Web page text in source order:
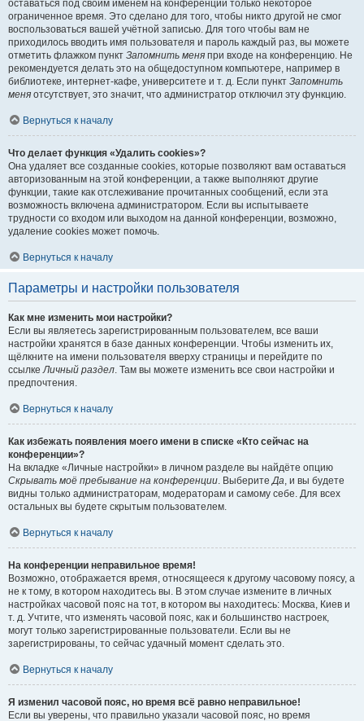
оставаться под своим именем на конференции только некоторое
ограниченное время. Это сделано для того, чтобы никто другой не смог
воспользоваться вашей учётной записью. Для того чтобы вам не
приходилось вводить имя пользователя и пароль каждый раз, вы можете
отметить флажком пункт Запомнить меня при входе на конференцию. Не
рекомендуется делать это на общедоступном компьютере, например в
библиотеке, интернет-кафе, университете и т. д. Если пункт Запомнить
меня отсутствует, это значит, что администратор отключил эту функцию.
Вернуться к началу
Что делает функция «Удалить cookies»?
Она удаляет все созданные cookies, которые позволяют вам оставаться
авторизованным на этой конференции, а также выполняют другие
функции, такие как отслеживание прочитанных сообщений, если эта
возможность включена администратором. Если вы испытываете
трудности со входом или выходом на данной конференции, возможно,
удаление cookies может помочь.
Вернуться к началу
Параметры и настройки пользователя
Как мне изменить мои настройки?
Если вы являетесь зарегистрированным пользователем, все ваши
настройки хранятся в базе данных конференции. Чтобы изменить их,
щёлкните на имени пользователя вверху страницы и перейдите по
ссылкеЛичный раздел. Там вы можете изменить все свои настройки и
предпочтения.
Вернуться к началу
Как избежать появления моего имени в списке «Кто сейчас на
конференции»?
На вкладке «Личные настройки» в личном разделе вы найдёте опцию
Скрывать моё пребывание на конференции. ВыберитеДа, и вы будете
видны только администраторам, модераторам и самому себе. Для всех
остальных вы будете скрытым пользователем.
Вернуться к началу
На конференции неправильное время!
Возможно, отображается время, относящееся к другому часовому поясу, а
не к тому, в котором находитесь вы. В этом случае измените в личных
настройках часовой пояс на тот, в котором вы находитесь: Москва, Киев и
т. д. Учтите, что изменять часовой пояс, как и большинство настроек,
могут только зарегистрированные пользователи. Если вы не
зарегистрированы, то сейчас удачный момент сделать это.
Вернуться к началу
Я изменил часовой пояс, но время всё равно неправильное!
Если вы уверены, что правильно указали часовой пояс, но время